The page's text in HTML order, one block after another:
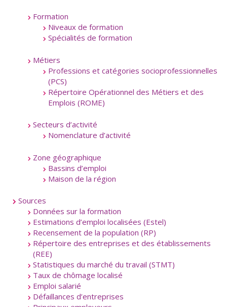
Formation
Niveaux de formation
Spécialités de formation
Métiers
Professions et catégories socioprofessionnelles
(PCS)
Répertoire Opérationnel des Métiers et des
Emplois (ROME)
Secteurs d’activité
Nomenclature d’activité
Zone géographique
Bassins d’emploi
Maison de la région
Sources
Données sur la formation
Estimations d’emploi localisées (Estel)
Recensement de la population (RP)
Répertoire des entreprises et des établissements
(REE)
Statistiques du marché du travail (STMT)
Taux de chômage localisé
Emploi salarié
Défaillances d’entreprises